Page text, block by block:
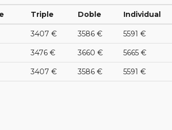
Triple Doble Individual
3407 € 3586 € 5591 €
3476 € 3660 € 5665 €
3407 € 3586 € 5591 €